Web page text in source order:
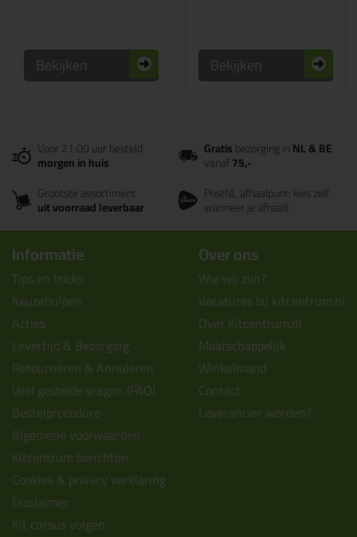
Bekijken Bekijken
Voor 21:00 uur besteld
morgen in huis
Gratisbezorging inNL & BE
vanaf75,-
Grootste assortiment
uit voorraad leverbaar
PostNL afhaalpunt: kies zelf
wanneer je afhaalt
Informatie
Tips en tricks
Keuzehulpen
Acties
Levertijd & Bezorging
Retourneren & Annuleren
Veel gestelde vragen (FAQ)
Bestelprocedure
Algemene voorwaarden
Kitcentrum berichten
Cookies & privacy verklaring
Disclaimer
Kit cursus volgen
Over ons
Wie wij zijn?
Vacatures bij kitcentrum.nl
Over Kitcentrum.nl
Maatschappelijk
Winkelmand
Contact
Leverancier worden?